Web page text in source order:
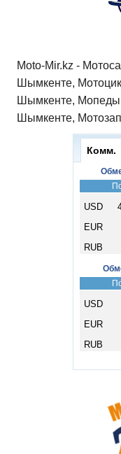
Moto-Mir.kz -
Шымкенте,
Шымкенте,
Шымкенте,